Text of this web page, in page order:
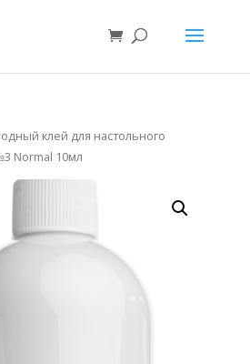
клей для настольного
Normal 10мл